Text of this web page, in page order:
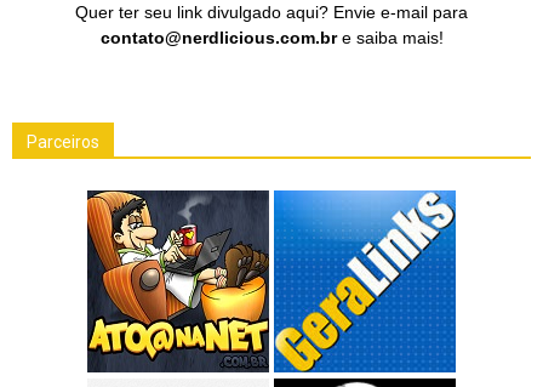
Quer ter seu link divulgado aqui? Envie e-mail para
contato@nerdlicious.com.bre saiba mais!
Parceiros